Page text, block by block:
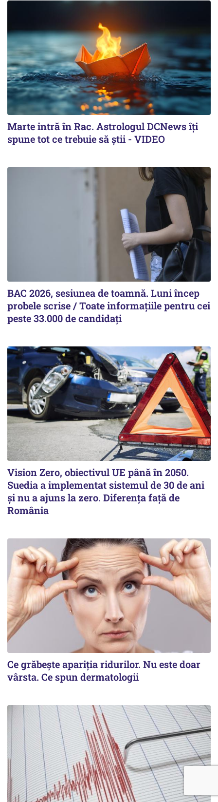
Marte intră în Rac. Astrologul DCNews îți
spune tot ce trebuie să știi - VIDEO
BAC 2026, sesiunea de toamnă. Luni încep
probele scrise / Toate informațiile pentru cei
peste 33.000 de candidați
Vision Zero, obiectivul UE până în 2050.
Suedia a implementat sistemul de 30 de ani
şi nu a ajuns la zero. Diferenţa faţă de
România
Ce grăbește apariția ridurilor. Nu este doar
vârsta. Ce spun dermatologii